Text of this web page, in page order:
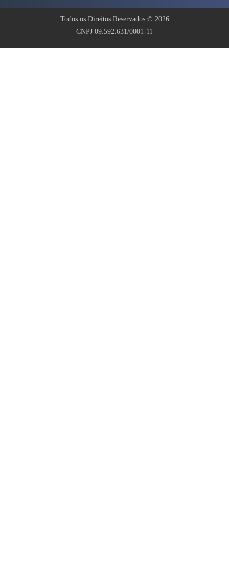
Todos os Direitos Reservados © 2026
CNPJ 09.592.631/0001-11